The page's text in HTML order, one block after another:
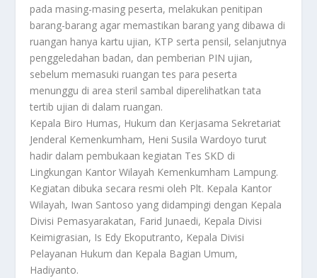
pada masing-masing peserta, melakukan penitipan
barang-barang agar memastikan barang yang dibawa di
ruangan hanya kartu ujian, KTP serta pensil, selanjutnya
penggeledahan badan, dan pemberian PIN ujian,
sebelum memasuki ruangan tes para peserta
menunggu di area steril sambal diperelihatkan tata
tertib ujian di dalam ruangan.
Kepala Biro Humas, Hukum dan Kerjasama Sekretariat
Jenderal Kemenkumham, Heni Susila Wardoyo turut
hadir dalam pembukaan kegiatan Tes SKD di
Lingkungan Kantor Wilayah Kemenkumham Lampung.
Kegiatan dibuka secara resmi oleh Plt. Kepala Kantor
Wilayah, Iwan Santoso yang didampingi dengan Kepala
Divisi Pemasyarakatan, Farid Junaedi, Kepala Divisi
Keimigrasian, Is Edy Ekoputranto, Kepala Divisi
Pelayanan Hukum dan Kepala Bagian Umum,
Hadiyanto.